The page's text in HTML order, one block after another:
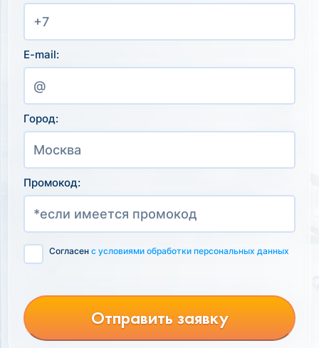
E-mail:
Город:
Промокод:
Согласен с условиями обработки персональных данных
Отправить заявку